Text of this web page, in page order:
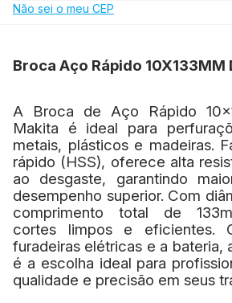
Não sei o meu CEP
Broca Aço Rápido
A Broca de Aço Rápido
Makita é ideal para
metais, plásticos e madeiras.
rápido (HSS), oferece alta
ao desgaste, garantindo
desempenho superior. Com
comprimento total de
cortes limpos e eficientes.
furadeiras elétricas e a bateria,
é a escolha ideal para
qualidade e precisão em seus